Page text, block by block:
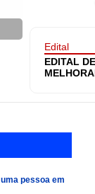
Edital
EDITAL
pessoa em